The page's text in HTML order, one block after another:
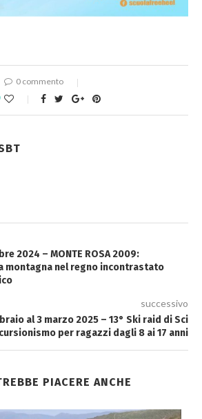
0 commento
2024 – MONTE ROSA 2009:
montagna nel regno incontrastato
successivo
al 3 marzo 2025 – 13° Ski raid di Sci
per ragazzi dagli 8 ai 17 anni
PIACERE ANCHE